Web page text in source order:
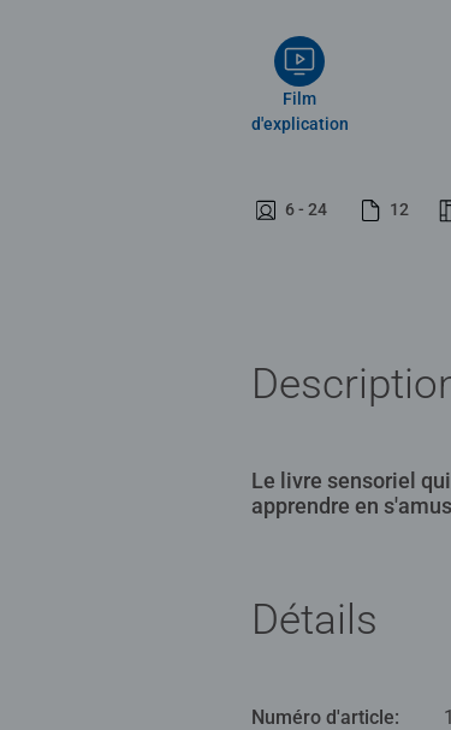
Film
d'explication
6 - 24 12
Le livre sensoriel
apprendre en
Détails
Numéro d'article: